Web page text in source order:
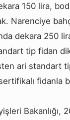
150 lira,
Narenciye
dekara 250
tip fidan
ari standart
fidanla